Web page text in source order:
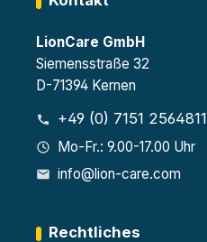
LionCare GmbH
Siemensstraße 32
D-71394 Kernen
+49 (0) 7151 2564811
Mo-Fr.: 9.00-17.00 Uhr
info@lion-care.com
Rechtliches